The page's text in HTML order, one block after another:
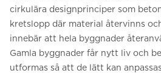
cirkulära designprinciper som
kretslopp där material återvinns
innebär att hela byggnader
Gamla byggnader får nytt liv och
utformas så att de lätt kan